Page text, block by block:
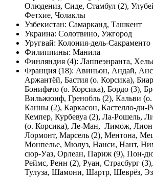
Олюдениз, Сиде, Стамбул (2),
Фетхие, Чолаклы
Узбекистан: Самарканд, Ташкент
Украина: Солотвино, Ужгород
Уругвай: Колония-дель-Сакраменто
Филиппины: Манила
Финляндия (4): Лаппеэнранта,
Франция (18): Авиньон, Андай,
Аржантёй, Бастия (о. Корсика),
Бонифачо (о. Корсика), Бордо (3),
Вильжюиф, Гренобль (2), Кальви
Канны (2), Каркасон, Кастелло-ди-
Кемпер, Курбевуа (2), Ла-Рошель,
(о. Корсика), Ле-Ман, Лимож, Лион
Лормонт, Марсель (2), Ментона,
Монпелье, Мюлуз, Нанси, Нант,
сюр-Уаз, Орлеан, Париж (9), Пон-
Реймс, Ренн (2), Руан, Страсбург
Тулуза, Шамони, Шартр, Шеврёз,